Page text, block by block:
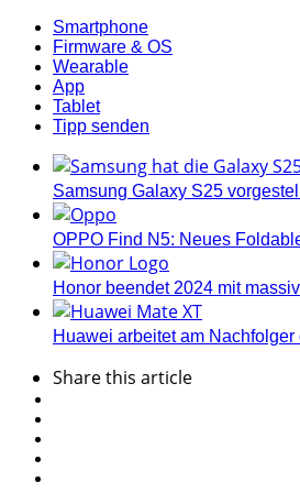
Smartphone
Firmware & OS
Wearable
App
Tablet
Tipp senden
Samsung Galaxy S25
OPPO Find N5: Neues
Honor beendet 2024 mit
Huawei arbeitet am Nachfolger
Sharethis article